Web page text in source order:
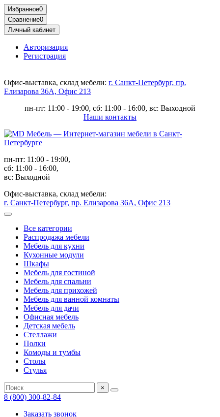
Избранное0
Сравнение0
Личный кабинет
Авторизация
Регистрация
Офис-выставка, склад мебели: г. Санкт-Петербург, пр.
Елизарова 36А, Офис 213
пн-пт: 11:00 - 19:00, сб: 11:00 - 16:00, вс: Выходной
Наши контакты
пн-пт: 11:00 - 19:00,
сб: 11:00 - 16:00,
вс: Выходной
Офис-выставка, склад мебели:
г. Санкт-Петербург, пр. Елизарова 36А, Офис 213
Все категории
Распродажа мебели
Мебель для кухни
Кухонные модули
Шкафы
Мебель для гостиной
Мебель для спальни
Мебель для прихожей
Мебель для ванной комнаты
Мебель для дачи
Офисная мебель
Детская мебель
Стеллажи
Полки
Комоды и тумбы
Столы
Стулья
×
8 (800) 300-82-84
Заказать звонок